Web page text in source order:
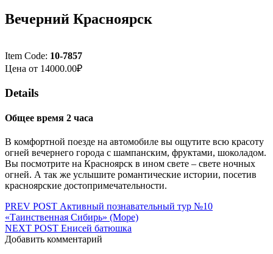
Вечерний Красноярск
Item Code: 10-7857
Цена от 14000.00₽
Details
Общее время 2 часа
В комфортной поезде на автомобиле вы ощутите всю красоту
огней вечернего города с шампанским, фруктами, шоколадом.
Вы посмотрите на Красноярск в ином свете – свете ночных
огней. А так же услышите романтические истории, посетив
красноярские достопримечательности.
Навигация
по
записям
PREV POST Активный познавательный тур №10
«Таинственная Сибирь» (Море)
NEXT POST Енисей батюшка
Добавить комментарий